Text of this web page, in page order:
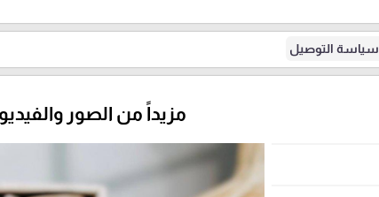
سياسة التوصيل
مزيداً من الصور والفيديو